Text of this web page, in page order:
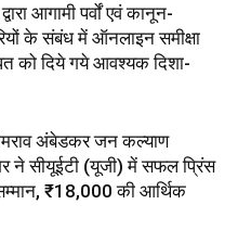
आगामी पर्वों एवं कानून-
के संबंध में ऑनलाइन समीक्षा
को दिये गये आवश्यक दिशा-
अंबेडकर जन कल्याण
ने सीयूईटी (यूजी) में सफल प्रिंस
₹18,000 की आर्थिक